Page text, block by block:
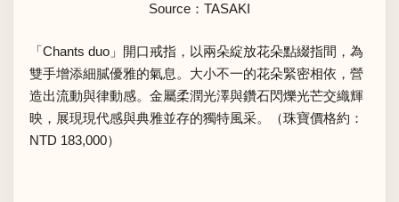
Source： TASAKI
「Chants duo」開口戒指，以兩朵綻放花朵點綴指間，為
雙手增添細膩優雅的氣息。大小不一的花朵緊密相依，營
造出流動與律動感。金屬柔潤光澤與鑽石閃爍光芒交織輝
映，展現現代感與典雅並存的獨特風采。（珠寶價格約：
NTD 183,000）